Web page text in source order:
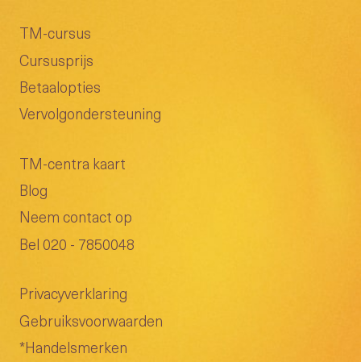
TM-cursus
Cursusprijs
Betaalopties
Vervolgondersteuning
TM-centra kaart
Blog
Neem contact op
Bel 020 - 7850048
Privacyverklaring
Gebruiksvoorwaarden
*Handelsmerken